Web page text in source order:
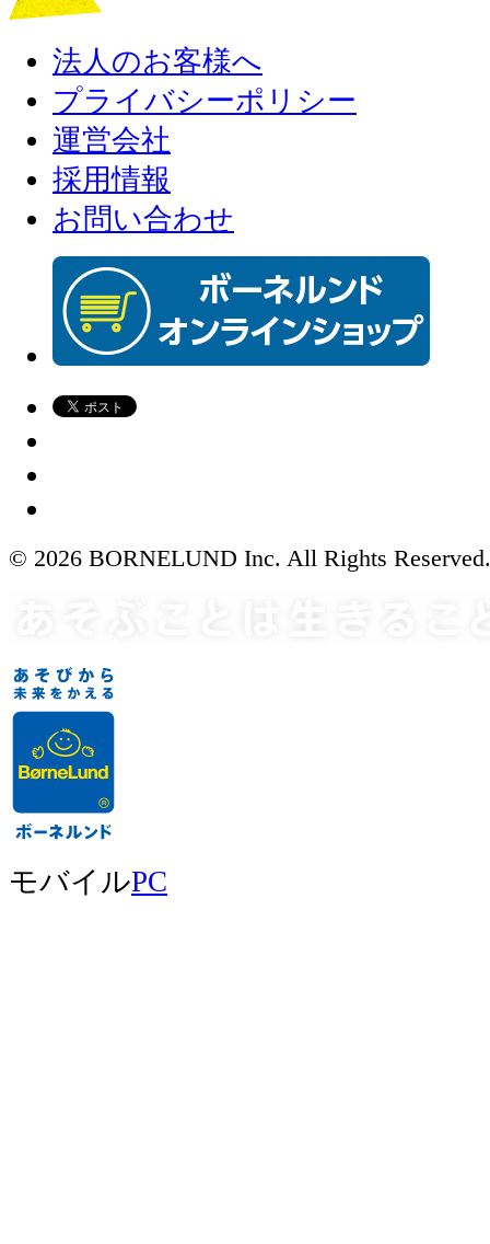
法人のお客様へ
プライバシーポリシー
運営会社
採用情報
お問い合わせ
© 2026 BORNELUND Inc. All Rights Reserved.
モバイルPC